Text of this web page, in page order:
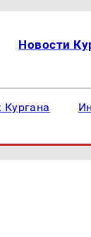
Новости